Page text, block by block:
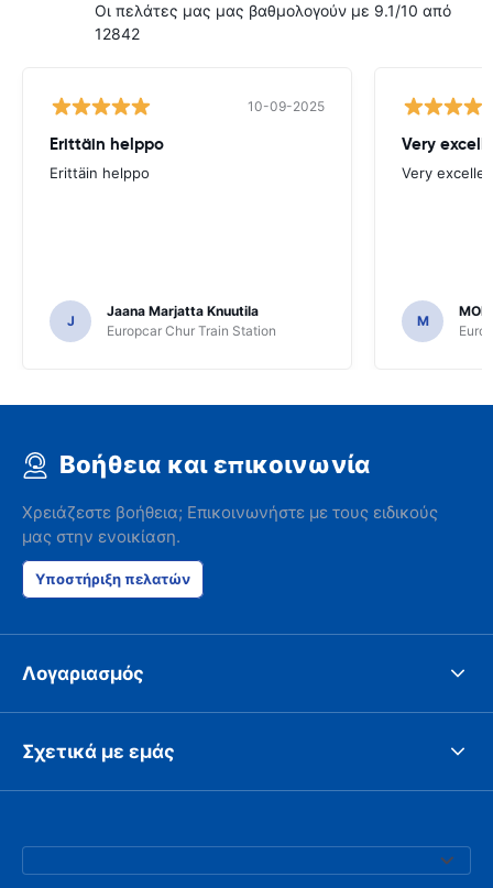
Οι πελάτες μας μας βαθμολογούν με 9.1/10 από
12842
10-09-2025
Erittäin helppo
Erittäin helppo
J
Jaana Marjatta Knuutila
Europcar Chur Train Station
Very
Very
M
Βοήθεια και επικοινωνία
Χρειάζεστε βοήθεια; Επικοινωνήστε με τους ειδικούς
μας στην ενοικίαση.
Υποστήριξη πελατών
Λογαριασμός
Σχετικά με εμάς